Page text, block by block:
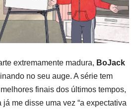
extremamente madura, BoJack
no seu auge. A série tem
finais dos últimos tempos,
me disse uma vez “a expectativa